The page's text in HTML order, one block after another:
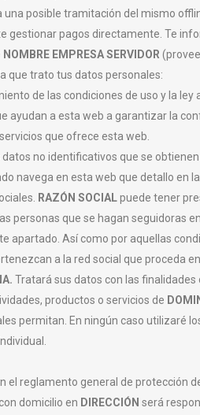
posible tramitación del mismo
gestionar pagos directamente. Te
NOMBRE EMPRESA SERVIDOR
que trato tus datos personales:
de las condiciones de uso y la ley
ayudan a esta web a garantizar la
que ofrece esta web.
no identificativos que se
navega en esta web que detallo en
RAZÓN SOCIALpuede tener
personas que se hagan seguidoras
apartado. Así como por aquellas
a la red social que proceda
Tratará sus datos con las
productos o servicios de
permitan. En ningún caso utilizaré
el reglamento general de protección
domicilio en DIRECCIÓN será